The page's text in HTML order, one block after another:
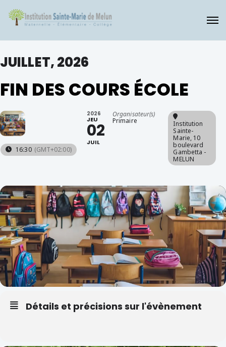
JUILLET, 2026
FIN DES COURS ÉCOLE
16:30 (GMT+02:00)
2026
JEU
02
JUIL
Organisateur(s)
Primaire
Institution
Sainte-
Marie, 10
boulevard
Gambetta -
MELUN
Détails et précisions sur l'évènement